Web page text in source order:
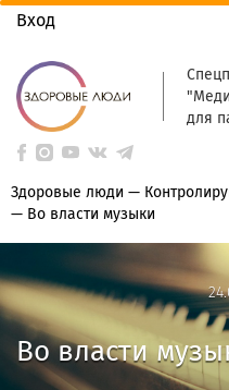
Вход
для
Здоровые люди —
— Во власти музыки
Во власти